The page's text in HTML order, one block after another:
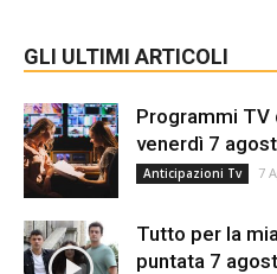
GLI ULTIMI ARTICOLI
Programmi TV
venerdì 7
Anticipazioni Tv 7
Tutto per la
puntata 7